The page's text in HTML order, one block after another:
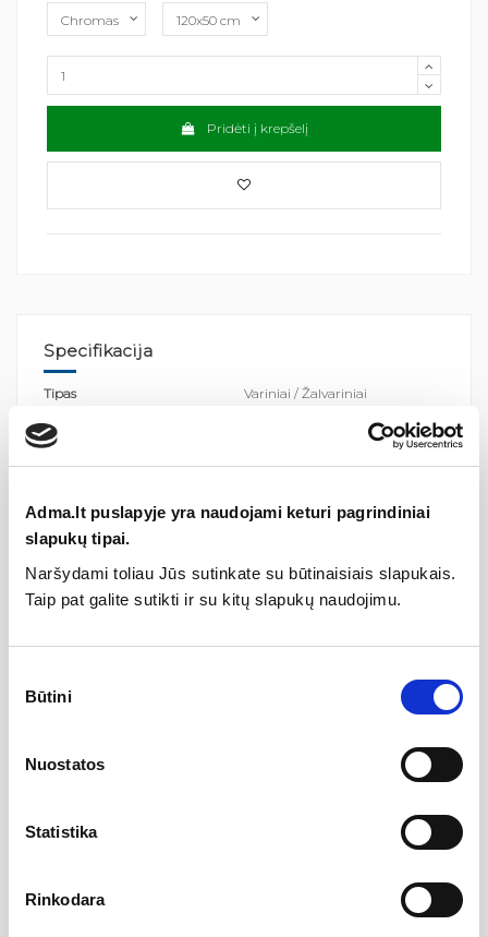
Adma.lt puslapyje yra naudojami keturi pagrindiniai
slapukų tipai.
Naršydami toliau Jūs sutinkate su būtinaisiais slapukais.
Taip pat galite sutikti ir su kitų slapukų naudojimu.
pasirinkimas
Būtini
Nuostatos
Statistika
Rinkodara
Pridėti į krepšelį
Specifikacija
Tipas
Variniai / Žalvariniai
Aprašymas
Įvairaus dizaino ir matmenų kilpinius vandeninius rankšluosčių
džiovintuvus gamina iš žalvario vamzdžio. Universalūs
recirkuliacinėms sistemoms, ir gali būti jungiami tiesiogiai prie
varinio, plastikinio, ar metalinio vamzdyno. Šie džiovintuvai
savybėmis. Žalvariniai rankšluosčių džiovintuvai galvaniškai
dengiami blizgančia dekoratyvine vario-nikelio-chromo danga,